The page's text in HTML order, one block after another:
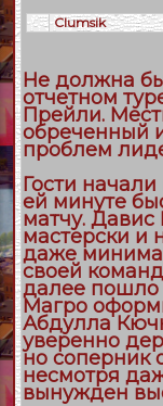
Clumsik
Не должна
отчетном
Прейли.
обреченный
проблем
Гости
ей минуте
матчу. Давис
мастерски и
даже
своей
далее пошло
Магро
Абдулла
уверенно
но соперник
несмотря
вынужден